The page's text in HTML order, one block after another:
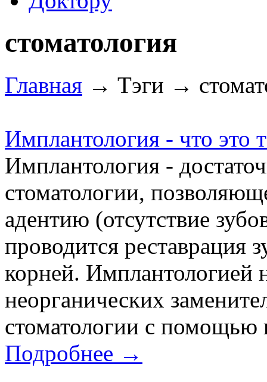
стоматология
Главная → Тэги →
Имплантология - что это
Имплантология -
стоматологии,
адентию (отсутствие
проводится реставрация
корней. Имплантологией
неорганических
стоматологии с помощью
Подробнее →